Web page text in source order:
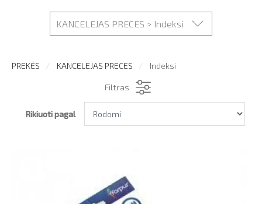
KANCELEJAS PRECES > Indeksi
PREKĖS KANCELEJAS PRECES Indeksi
Filtras
Rikiuoti pagal